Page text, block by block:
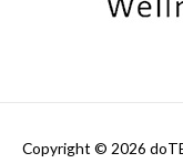
Copyright © 2026